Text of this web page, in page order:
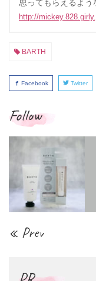
思ってもらえるよう
http://
BARTH
Facebook Twitter
Follow
« Prev